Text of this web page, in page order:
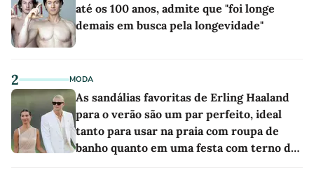
até os 100 anos, admite que "foi longe
demais em busca pela longevidade"
2 MODA
As sandálias favoritas de Erling Haaland
para o verão são um par perfeito, ideal
tanto para usar na praia com roupa de
banho quanto em uma festa com terno de